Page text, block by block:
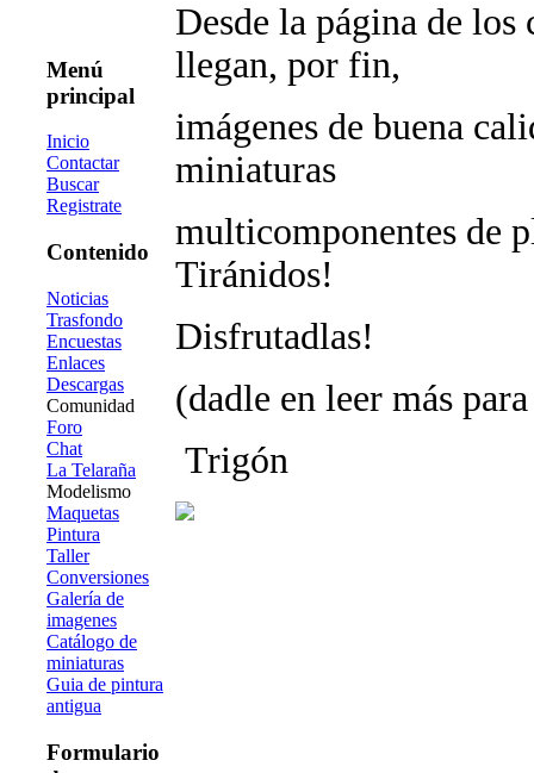
Menú
principal
Inicio
Contactar
Buscar
Registrate
Contenido
Noticias
Trasfondo
Encuestas
Enlaces
Descargas
Comunidad
Foro
Chat
La Telaraña
Modelismo
Maquetas
Pintura
Taller
Conversiones
Galería de
imagenes
Catálogo de
miniaturas
Guia de pintura
antigua
Formulario
Desde la página de los
llegan, por fin,
imágenes de buena
miniaturas
multicomponentes de
Tiránidos!
Disfrutadlas!
(dadle en leer más
Trigón